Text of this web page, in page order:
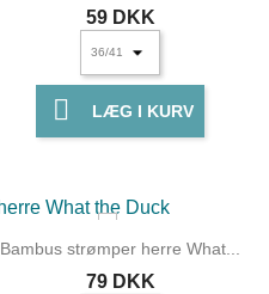
59 DKK
 LÆG I KURV
Bambus strømper herre What...
79 DKK